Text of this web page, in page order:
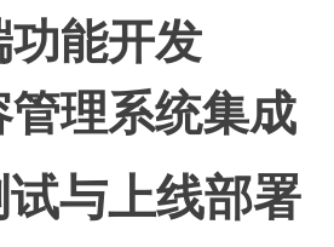
功能开发
管理系统集成
与上线部署